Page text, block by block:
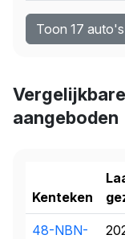
Toon 17 auto's
aangeboden
Kenteken
48-NBN-